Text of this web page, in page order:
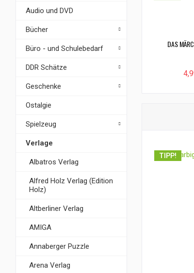
Audio und DVD
Bücher
Büro - und Schulebedarf
DDR Schätze
Geschenke
Ostalgie
Spielzeug
Verlage
Albatros Verlag
Alfred Holz Verlag (Edition
Holz)
Altberliner Verlag
AMIGA
Annaberger Puzzle
Arena Verlag
DAS
TIPP!